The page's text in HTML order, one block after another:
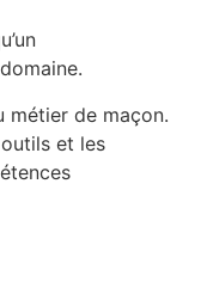
métier de maçon.
et les